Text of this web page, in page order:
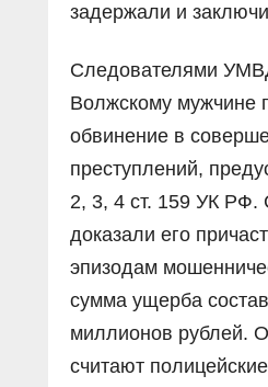
задержали и
Следователями
Волжскому мужчине
обвинение в
преступлений,
2, 3, 4 ст. 159 УК РФ.
доказали его
эпизодам
сумма ущерба
миллионов рублей.
считают